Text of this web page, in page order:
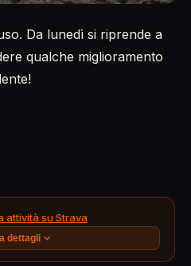
Da lunedì si riprende a
qualche miglioramento
attività su Strava
dettagli